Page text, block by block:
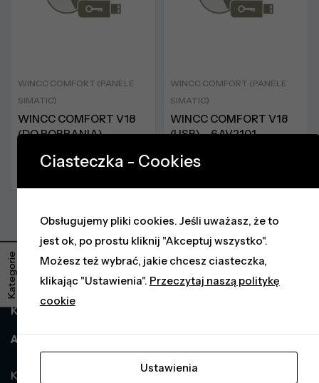
Kategorie
WINCC COMFORT (PANELE
SIMATIC)
WINCC COMFORT V18
(DO POBRANIA) –
Na zamówienie
WINCC COMFORT (PANELE
SIMATIC)
WINCC COMFORT V18
(USB) – 6AV2101-
Brak w magazynie
Informacje
Klient
Adres dostawy
KOLBER Automatyka Natalia Jaworska
Ciasteczka - Cookies
Obsługujemy pliki cookies. Jeśli uważasz, że to
jest ok, po prostu kliknij "Akceptuj wszystko".
Możesz też wybrać, jakie chcesz ciasteczka,
klikając "Ustawienia". Przeczytaj naszą politykę
cookie
Ustawienia